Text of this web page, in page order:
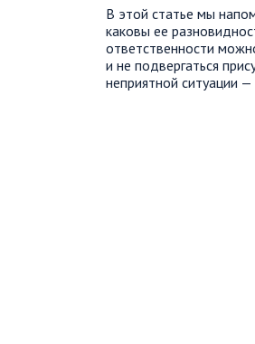
В этой статье мы
каковы ее
ответственности
и не подвергаться
неприятной ситуации